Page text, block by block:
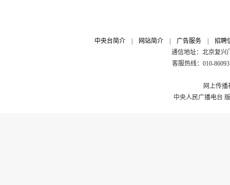
中央台简介 网站简介 广告服务
招聘
通信地址：北京复兴
客服热线：010-
网上传播
中央人民广播电台